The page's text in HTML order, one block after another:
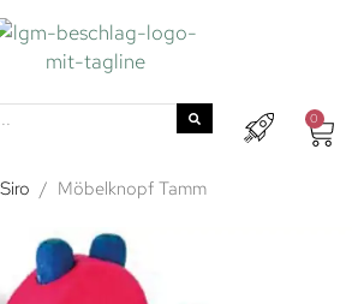
0
Siro / Möbelknopf Tamm